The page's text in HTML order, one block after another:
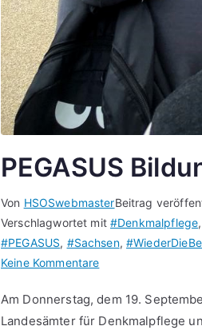
PEGASUS
Von HSOSwebmasterBeitrag
Verschlagwortet mit#Denkmalpflege
#PEGASUS, #Sachsen,
Keine Kommentarezu
Bildungstag
auf
Am Donnerstag, dem 19.
Landesämter für Denkmalpflege